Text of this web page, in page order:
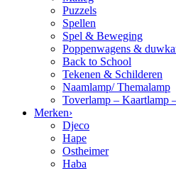
Puzzels
Spellen
Spel & Beweging
Poppenwagens &
Back to School
Tekenen & Schilderen
Naamlamp/ Themalamp
Toverlamp – Kaartlamp
Merken›
Djeco
Hape
Ostheimer
Haba